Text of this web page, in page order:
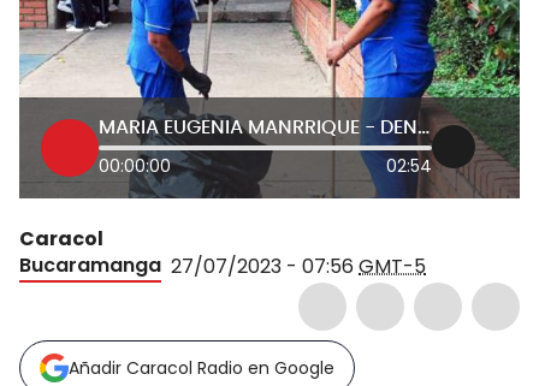
MARIA EUGENIA MANRRIQUE - DENUNCIA ACERTAR
00:00:00 02:54
Caracol
Bucaramanga 27/07/2023 - 07:56 GMT-5
Añadir Caracol Radio en Google